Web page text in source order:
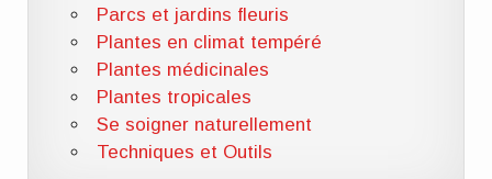
Parcs et jardins fleuris
Plantes en climat tempéré
Plantes médicinales
Plantes tropicales
Se soigner naturellement
Techniques et Outils